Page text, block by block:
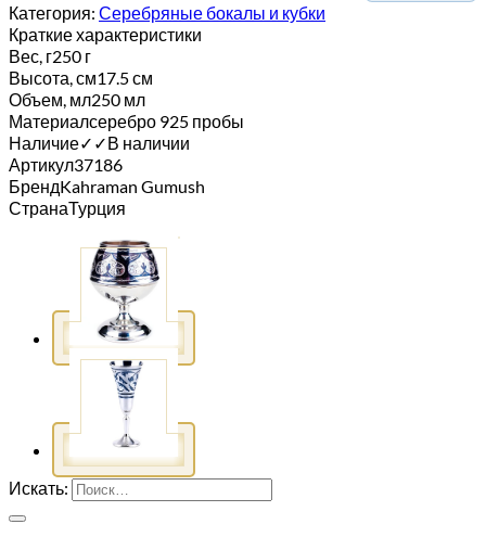
Категория: Серебряные бокалы и кубки
Краткие характеристики
Вес, г250 г
Высота, см17.5 см
Объем, мл250 мл
Материалсеребро 925 пробы
Наличие✓ ✓В наличии
Артикул37186
БрендKahraman Gumush
СтранаТурция
Искать: